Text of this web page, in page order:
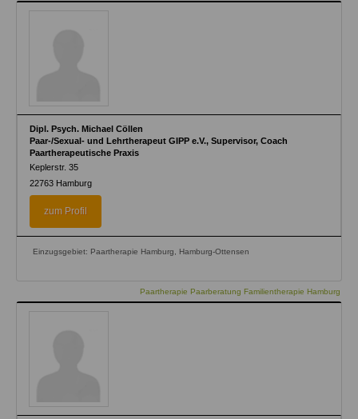
Dipl. Psych. Michael Cöllen
Paar-/Sexual- und Lehrtherapeut GIPP e.V., Supervisor, Coach
Paartherapeutische Praxis
Keplerstr. 35
22763 Hamburg
zum Profil
Einzugsgebiet: Paartherapie Hamburg, Hamburg-Ottensen
Paartherapie Paarberatung Familientherapie Hamburg